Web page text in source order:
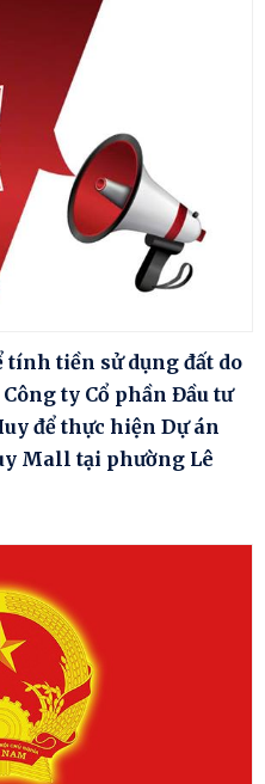
tính tiền sử dụng đất do
ty Cổ phần Đầu tư
để thực hiện Dự án
Mall tại phường Lê